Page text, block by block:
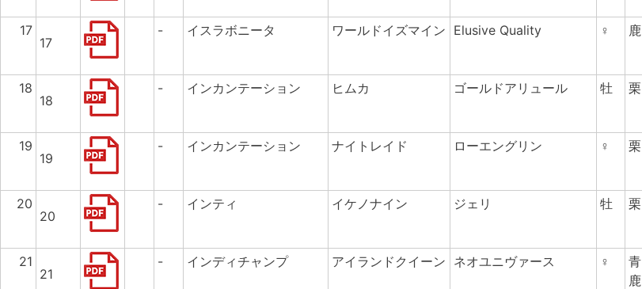
17
17
- イスラボニータ ワールドイズマイン Elusive Quality ♀ 鹿
18
18
- インカンテーション ヒムカ ゴールドアリュール 牡 栗
19
19
- インカンテーション ナイトレイド ローエングリン ♀ 栗
20
20
- インティ イケノナイン ジェリ 牡 栗
21
21
- インディチャンプ アイランドクイーン ネオユニヴァース ♀
青
鹿